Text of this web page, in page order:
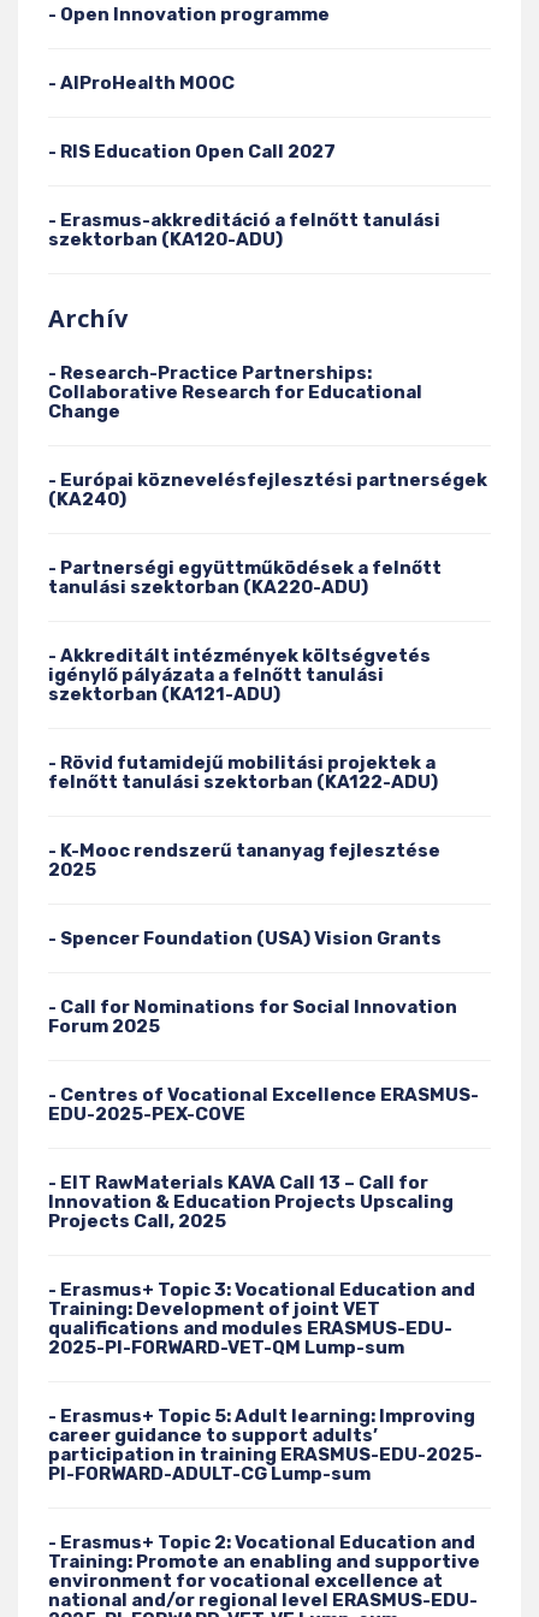
- Open Innovation programme
- AIProHealth MOOC
- RIS Education Open Call 2027
- Erasmus-akkreditáció a felnőtt tanulási
szektorban (KA120-ADU)
Archív
- Research-Practice Partnerships:
Collaborative Research for Educational
Change
- Európai köznevelésfejlesztési partnerségek
(KA240)
- Partnerségi együttműködések a felnőtt
tanulási szektorban (KA220-ADU)
- Akkreditált intézmények költségvetés
igénylő pályázata a felnőtt tanulási
szektorban (KA121-ADU)
- Rövid futamidejű mobilitási projektek a
felnőtt tanulási szektorban (KA122-ADU)
- K-Mooc rendszerű tananyag fejlesztése
2025
- Spencer Foundation (USA) Vision Grants
- Call for Nominations for Social Innovation
Forum 2025
- Centres of Vocational Excellence ERASMUS-
EDU-2025-PEX-COVE
- EIT RawMaterials KAVA Call 13 – Call for
Innovation & Education Projects Upscaling
Projects Call, 2025
- Erasmus+ Topic 3: Vocational Education and
Training: Development of joint VET
qualifications and modules ERASMUS-EDU-
2025-PI-FORWARD-VET-QM Lump-sum
- Erasmus+ Topic 5: Adult learning: Improving
career guidance to support adults’
participation in training ERASMUS-EDU-2025-
PI-FORWARD-ADULT-CG Lump-sum
- Erasmus+ Topic 2: Vocational Education and
Training: Promote an enabling and supportive
environment for vocational excellence at
national and/or regional level ERASMUS-EDU-